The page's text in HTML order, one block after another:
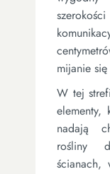
mijanie
W tej
elementy,
nadają
rośliny
ścianach,